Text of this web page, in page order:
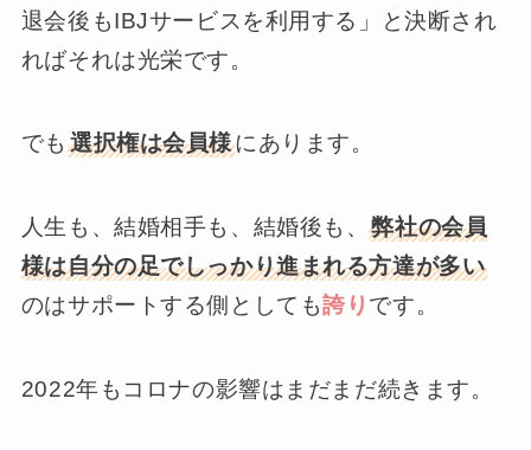
退会後もIBJサービスを利用する」と決断され
ればそれは光栄です。
でも選択権は会員様にあります。
人生も、結婚相手も、結婚後も、弊社の会員
様は自分の足でしっかり進まれる方達が多い
のはサポートする側としても誇り です。
2022年もコロナの影響はまだまだ続きます。